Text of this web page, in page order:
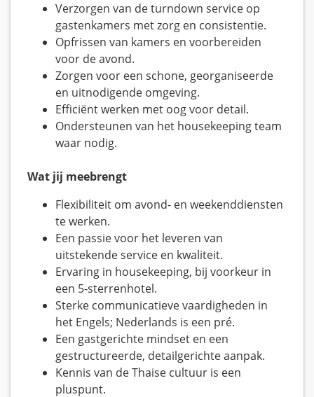
Verzorgen van de turndown service op
gastenkamers met zorg en consistentie.
Opfrissen van kamers en voorbereiden
voor de avond.
Zorgen voor een schone, georganiseerde
en uitnodigende omgeving.
Efficiënt werken met oog voor detail.
Ondersteunen van het housekeeping team
waar nodig.
Wat jij meebrengt
Flexibiliteit om avond- en weekenddiensten
te werken.
Een passie voor het leveren van
uitstekende service en kwaliteit.
Ervaring in housekeeping, bij voorkeur in
een 5-sterrenhotel.
Sterke communicatieve vaardigheden in
het Engels; Nederlands is een pré.
Een gastgerichte mindset en een
gestructureerde, detailgerichte aanpak.
Kennis van de Thaise cultuur is een
pluspunt.